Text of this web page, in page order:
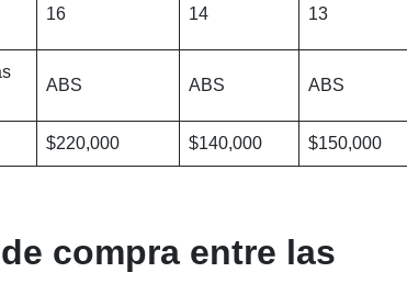
16 14 13
ABS ABS ABS
$220,000 $140,000
$150,000
compra entre las